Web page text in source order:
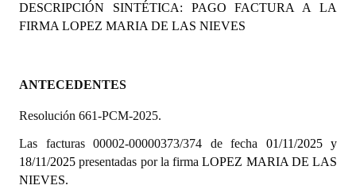
Programas
Constitución Nacional
Constitución Provincial
Carta Orgánica 2007
Reglamento Interno
DESCRIPCIÓN SINTÉTICA: PAGO FACTURA A LA
FIRMA LOPEZ MARIA DE LAS NIEVES
ANTECEDENTES
Resolución 661-PCM-2025.
Las facturas 00002-00000373/374 de fecha 01/11/2025 y
18/11/2025 presentadas por la firma LOPEZ MARIA DE LAS
NIEVES.